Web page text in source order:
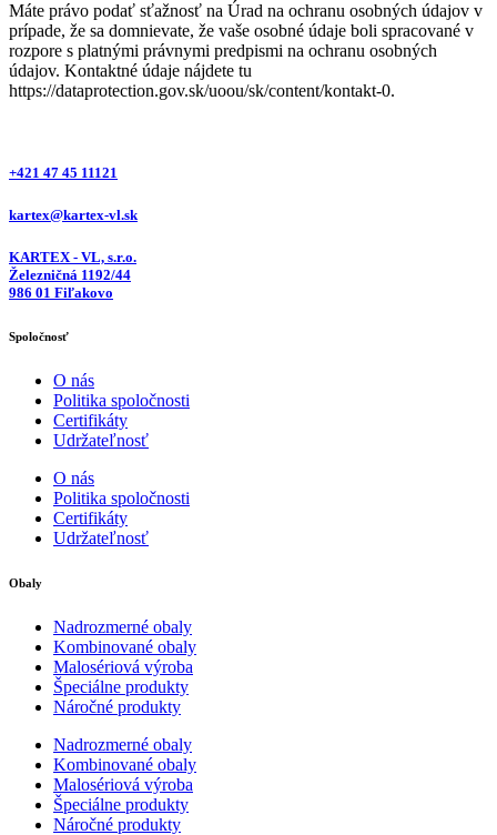
Máte právo podať sťažnosť na Úrad na ochranu osobných údajov v
prípade, že sa domnievate, že vaše osobné údaje boli spracované v
rozpore s platnými právnymi predpismi na ochranu osobných
údajov. Kontaktné údaje nájdete tu
https://dataprotection.gov.sk/uoou/sk/content/kontakt-0.
+421 47 45 11121
kartex@kartex-vl.sk
KARTEX - VL, s.r.o.
Železničná 1192/44
986 01 Fiľakovo
Spoločnosť
O nás
Politika spoločnosti
Certifikáty
Udržateľnosť
O nás
Politika spoločnosti
Certifikáty
Udržateľnosť
Obaly
Nadrozmerné obaly
Kombinované obaly
Malosériová výroba
Špeciálne produkty
Náročné produkty
Nadrozmerné obaly
Kombinované obaly
Malosériová výroba
Špeciálne produkty
Náročné produkty